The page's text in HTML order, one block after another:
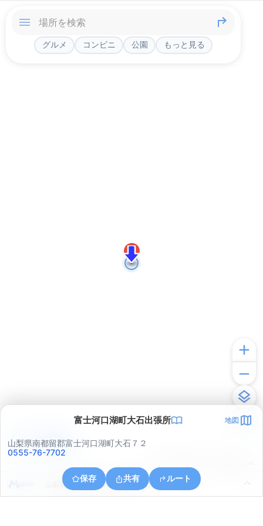
グルメ コンビニ 公園 もっと見る
富士河口湖町大石出張所 地図
山梨県南都留郡富士河口湖町大石７２
0555-76-7702
保存 共有 ルート
山梨県南都留郡富士河口湖町大石
アプリで見る